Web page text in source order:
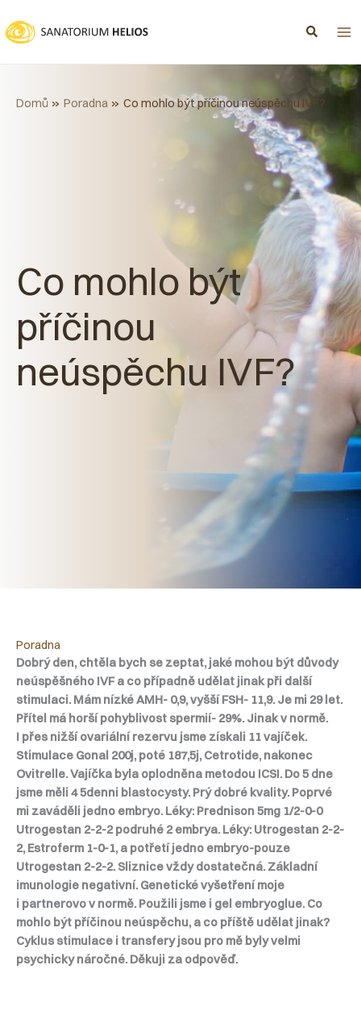
na
obsah
Co mohlo být
příčinou
neúspěchu IVF?
Domů Poradna Co mohlo být příčinou neúspěchu IVF?
Poradna
Dobrý den, chtěla bych se zeptat, jaké mohou být důvody
neúspěšného IVF a co případně udělat jinak při další
stimulaci. Mám nízké AMH- 0,9, vyšší FSH- 11,9. Je mi 29 let.
Přítel má horší pohyblivost spermií- 29%. Jinak v normě.
I přes nižší ovariální rezervu jsme získali 11 vajíček.
Stimulace Gonal 200j, poté 187,5j, Cetrotide, nakonec
Ovitrelle. Vajíčka byla oplodněna metodou ICSI. Do 5 dne
jsme měli 4 5denni blastocysty. Prý dobré kvality. Poprvé
mi zaváděli jedno embryo. Léky: Prednison 5mg 1/2-0-0
Utrogestan 2-2-2 podruhé 2 embrya. Léky: Utrogestan 2-2-
2, Estroferm 1-0-1, a potřetí jedno embryo-pouze
Utrogestan 2-2-2. Sliznice vždy dostatečná. Základní
imunologie negativní. Genetické vyšetření moje
i partnerovo v normě. Použili jsme i gel embryoglue. Co
mohlo být příčinou neúspěchu, a co příště udělat jinak?
Cyklus stimulace i transfery jsou pro mě byly velmi
psychicky náročné. Děkuji za odpověď.